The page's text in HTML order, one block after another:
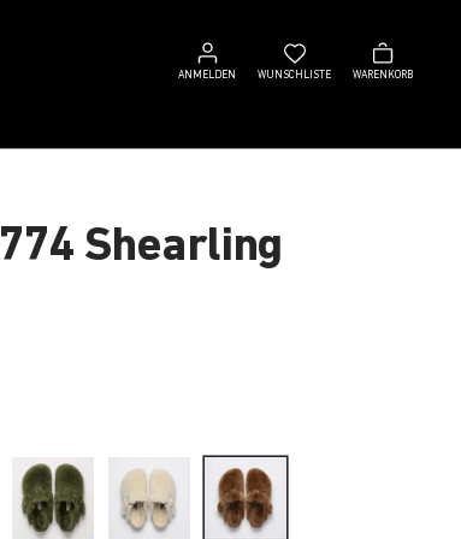
ANMELDEN
Anmelden
WUNSCHLISTE
Wunschliste
WARENKORB
Warenkorb
Shearling